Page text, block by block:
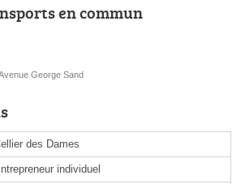
en commun
George Sand
des Dames
individuel